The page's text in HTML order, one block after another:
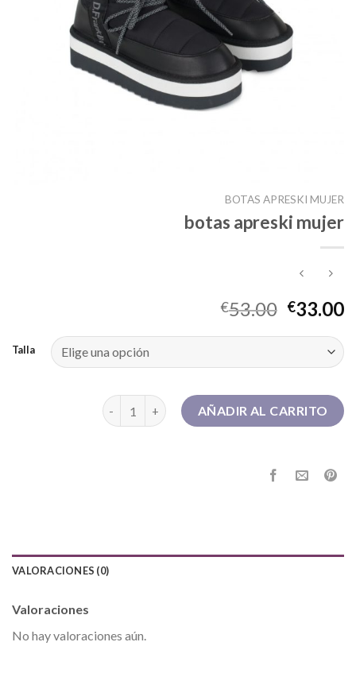
BOTAS APRESKI MUJER
botas apreski mujer
€53.00 €33.00
Talla
botas apreski mujer cantidadAÑADIR AL CARRITO
VALORACIONES (0)
Valoraciones
No hay valoraciones aún.